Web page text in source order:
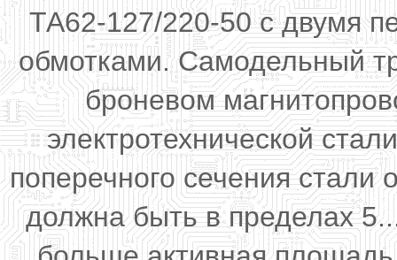
ТА62-127/220-50 с двумя
обмотками. Самодельный
броневом
электротехнической стали
поперечного сечения стали
должна быть в пределах